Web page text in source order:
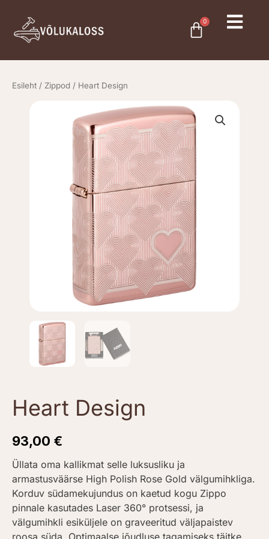
content
0
Cart
Esileht / Zippod / Heart Design
Heart Design
93,00 €
Üllata oma kallikmat selle luksusliku ja
armastusväärse High Polish Rose Gold välgumihkliga.
Korduv südamekujundus on kaetud kogu Zippo
pinnale kasutades Laser 360° protsessi, ja
välgumihkli esiküljele on graveeritud väljapaistev
roosa süda. Optimaalse jõudluse tagamiseks täitke